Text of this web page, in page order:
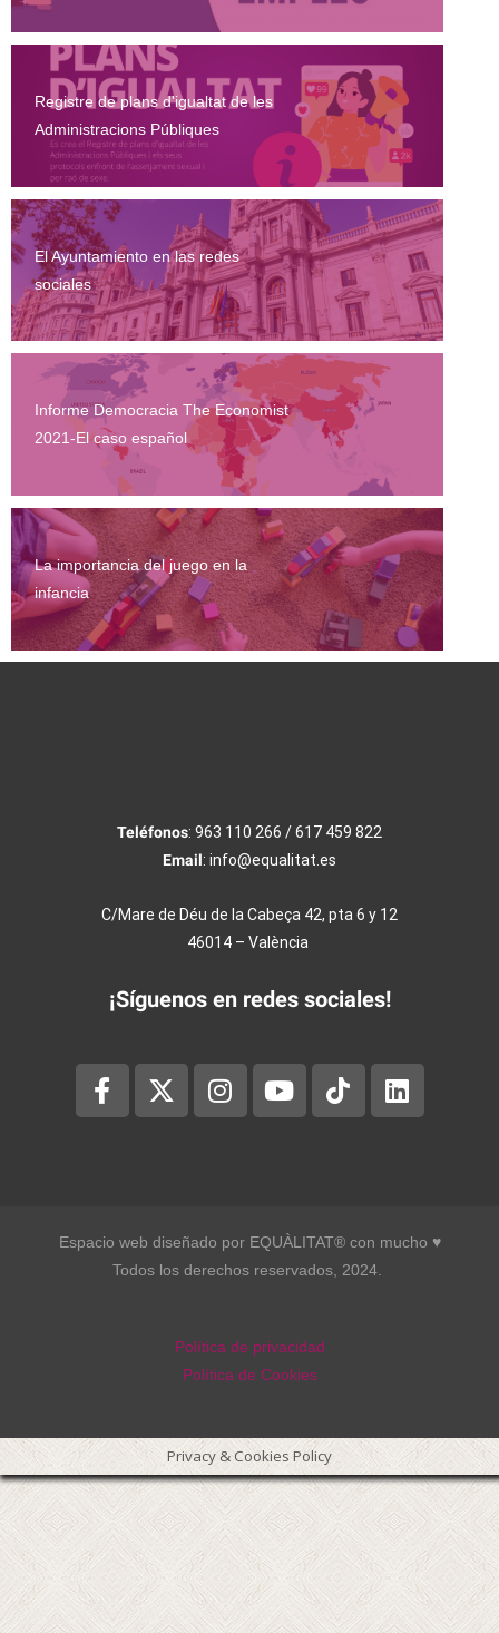
Registre de plans d'igualtat de les
Administracions Públiques
El Ayuntamiento en las redes
sociales
Informe Democracia The Economist
2021-El caso español
La importancia del juego en la
infancia
Teléfonos: 963 110 266 / 617 459 822
Email: info@equalitat.es
C/Mare de Déu de la Cabeça 42, pta 6 y 12
46014 – València
¡Síguenos en redes sociales!
Espacio web diseñado por EQUÀLITAT® con mucho ♥︎
Todos los derechos reservados, 2024.
Política de privacidad
Política de Cookies
Privacy & Cookies Policy